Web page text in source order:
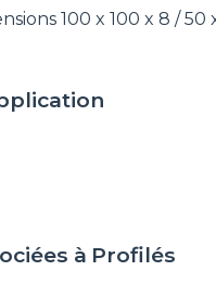
100 x 100 x 8 /
à Profilés